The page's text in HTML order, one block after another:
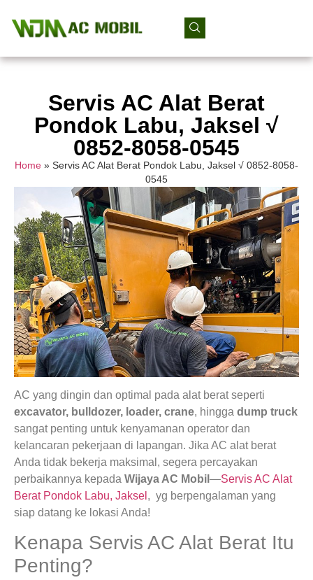
Servis AC Alat Berat
Pondok Labu, Jaksel √
0852-8058-0545
Home » Servis AC Alat Berat Pondok Labu, Jaksel √ 0852-8058-
0545
AC yang dingin dan optimal pada alat berat seperti
excavator, bulldozer, loader, crane, hingga dump truck
sangat penting untuk kenyamanan operator dan
kelancaran pekerjaan di lapangan. Jika AC alat berat
Anda tidak bekerja maksimal, segera percayakan
perbaikannya kepada Wijaya AC Mobil —Servis AC Alat
Berat Pondok Labu, Jaksel , yg berpengalaman yang
siap datang ke lokasi Anda!
Kenapa Servis AC Alat Berat Itu
Penting?